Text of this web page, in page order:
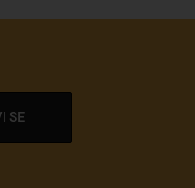
SE